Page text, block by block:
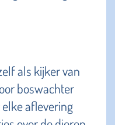
als kijker van
boswachter
aflevering